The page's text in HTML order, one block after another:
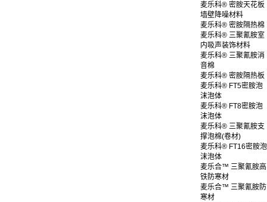
麦乐科® 密胺天花板
墙壁降噪材料
麦乐科® 密胺隔热棉
麦乐科® 三聚氰胺室
内吸声装饰材料
麦乐科® 三聚氰胺消
音棉
麦乐科® 密胺隔热板
麦乐科® FT5密胺泡
沫泡体
麦乐科® FT8密胺泡
沫泡体
麦乐科® 三聚氰胺支
撑泡棉(卷材)
麦乐科® FT16密胺泡
沫泡体
麦乐合™ 三聚氰胺高
铁防寒材
麦乐合™ 三聚氰胺防
寒材